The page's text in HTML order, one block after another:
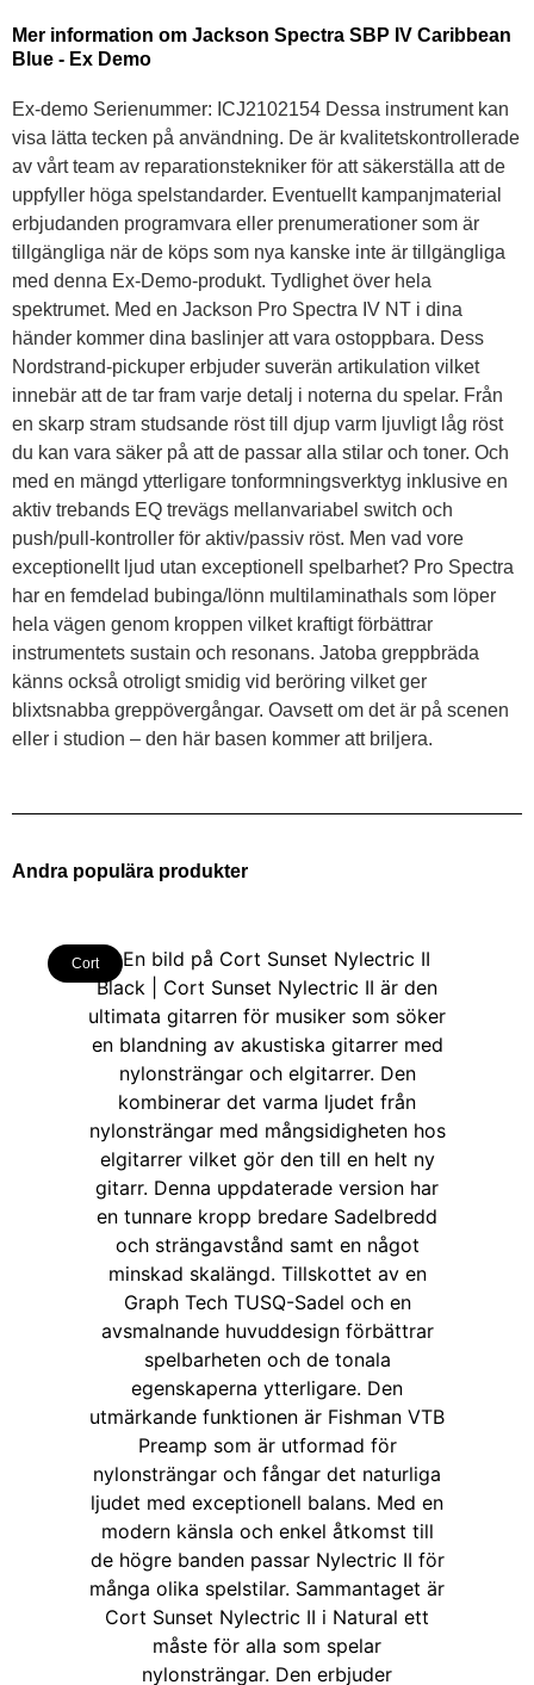
Mer information om Jackson Spectra SBP IV Caribbean
Blue - Ex Demo
Ex-demo Serienummer: ICJ2102154 Dessa instrument kan
visa lätta tecken på användning. De är kvalitetskontrollerade
av vårt team av reparationstekniker för att säkerställa att de
uppfyller höga spelstandarder. Eventuellt kampanjmaterial
erbjudanden programvara eller prenumerationer som är
tillgängliga när de köps som nya kanske inte är tillgängliga
med denna Ex-Demo-produkt. Tydlighet över hela
spektrumet. Med en Jackson Pro Spectra IV NT i dina
händer kommer dina baslinjer att vara ostoppbara. Dess
Nordstrand-pickuper erbjuder suverän artikulation vilket
innebär att de tar fram varje detalj i noterna du spelar. Från
en skarp stram studsande röst till djup varm ljuvligt låg röst
du kan vara säker på att de passar alla stilar och toner. Och
med en mängd ytterligare tonformningsverktyg inklusive en
aktiv trebands EQ trevägs mellanvariabel switch och
push/pull-kontroller för aktiv/passiv röst. Men vad vore
exceptionellt ljud utan exceptionell spelbarhet? Pro Spectra
har en femdelad bubinga/lönn multilaminathals som löper
hela vägen genom kroppen vilket kraftigt förbättrar
instrumentets sustain och resonans. Jatoba greppbräda
känns också otroligt smidig vid beröring vilket ger
blixtsnabba greppövergångar. Oavsett om det är på scenen
eller i studion – den här basen kommer att briljera.
Andra populära produkter
Cort